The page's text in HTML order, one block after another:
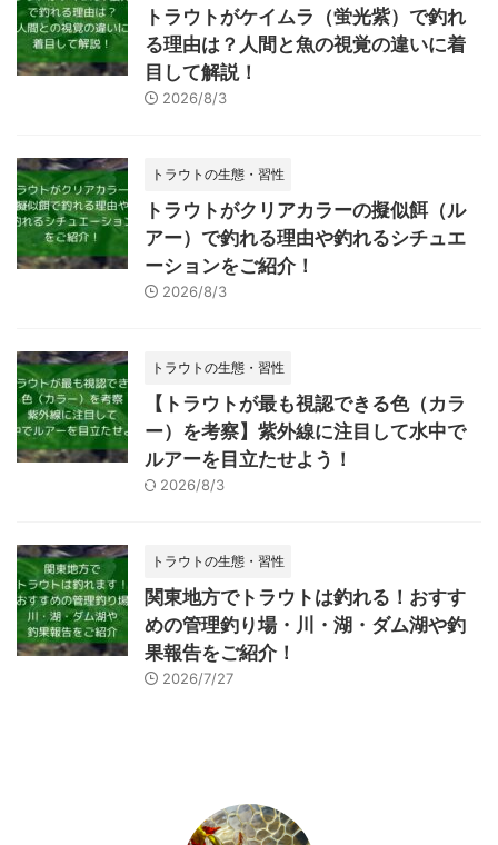
トラウトがケイムラ（蛍光紫）で釣れ
る理由は？人間と魚の視覚の違いに着
目して解説！
2026/8/3
トラウトの生態・習性
トラウトがクリアカラーの擬似餌（ル
アー）で釣れる理由や釣れるシチュエ
ーションをご紹介！
2026/8/3
トラウトの生態・習性
【トラウトが最も視認できる色（カラ
ー）を考察】紫外線に注目して水中で
ルアーを目立たせよう！
2026/8/3
トラウトの生態・習性
関東地方でトラウトは釣れる！おすす
めの管理釣り場・川・湖・ダム湖や釣
果報告をご紹介！
2026/7/27